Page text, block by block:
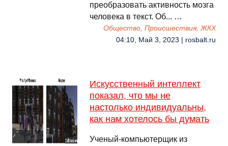
преобразовать активность мозга
человека в текст. Об... …
Общество, Происшествия, ЖКХ
04:10, Май 3, 2023 | rosbalt.ru
Искусственный интеллект
показал, что мы не
настолько индивидуальны,
как нам хотелось бы думать
Ученый-компьютерщик из